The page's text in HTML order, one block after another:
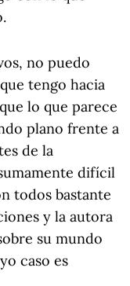
no puedo
tengo hacia
lo que parece
plano frente a
de la
difícil
todos bastante
y la autora
su mundo
caso es